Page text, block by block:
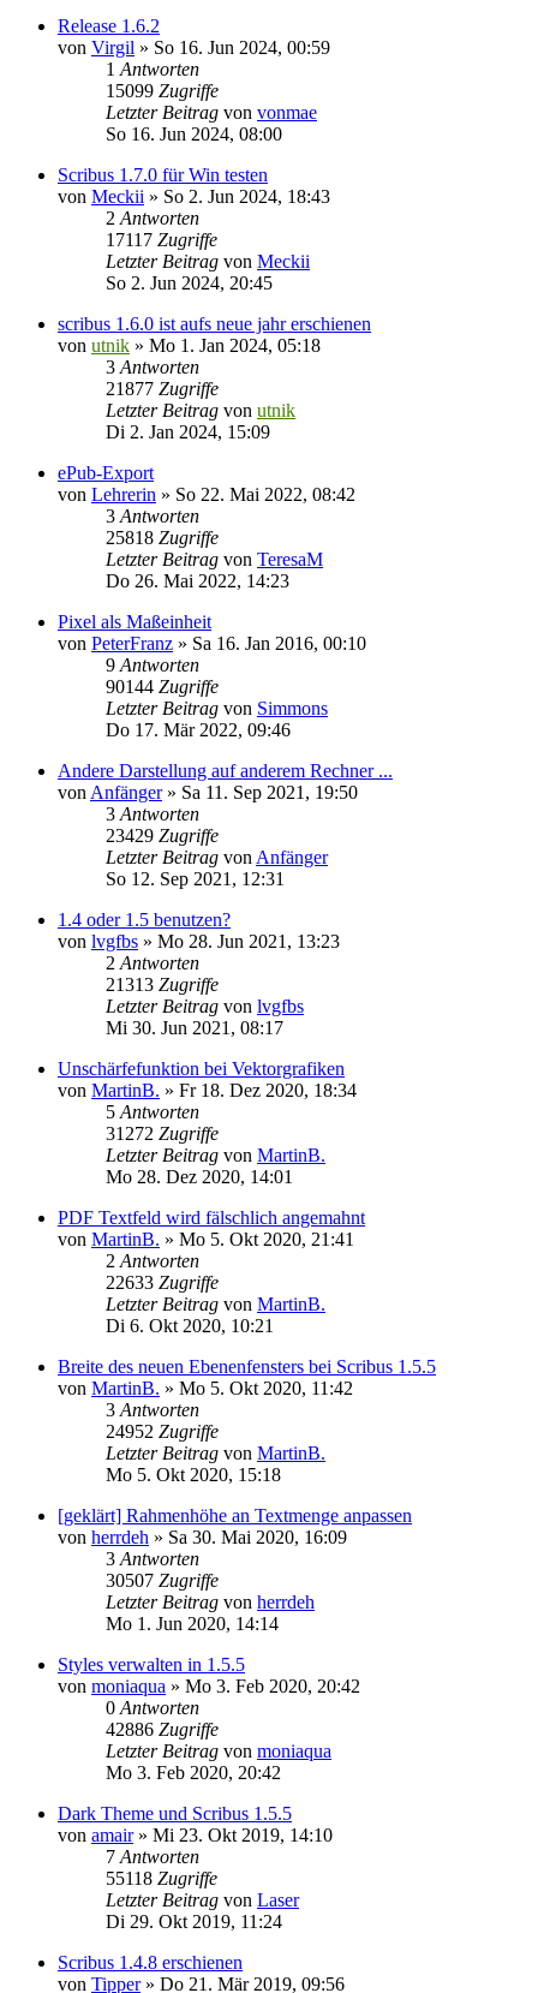
Release 1.6.2
von Virgil » So 16. Jun 2024, 00:59
1 Antworten
15099 Zugriffe
Letzter Beitrag von vonmae
So 16. Jun 2024, 08:00
Scribus 1.7.0 für Win testen
von Meckii » So 2. Jun 2024, 18:43
2 Antworten
17117 Zugriffe
Letzter Beitrag von Meckii
So 2. Jun 2024, 20:45
scribus 1.6.0 ist aufs neue jahr erschienen
von utnik » Mo 1. Jan 2024, 05:18
3 Antworten
21877 Zugriffe
Letzter Beitrag von utnik
Di 2. Jan 2024, 15:09
ePub-Export
von Lehrerin » So 22. Mai 2022, 08:42
3 Antworten
25818 Zugriffe
Letzter Beitrag von TeresaM
Do 26. Mai 2022, 14:23
Pixel als Maßeinheit
von PeterFranz » Sa 16. Jan 2016, 00:10
9 Antworten
90144 Zugriffe
Letzter Beitrag von Simmons
Do 17. Mär 2022, 09:46
Andere Darstellung auf anderem Rechner ...
von Anfänger» Sa 11. Sep 2021, 19:50
3 Antworten
23429 Zugriffe
Letzter Beitrag von Anfänger
So 12. Sep 2021, 12:31
1.4 oder 1.5 benutzen?
von lvgfbs » Mo 28. Jun 2021, 13:23
2 Antworten
21313 Zugriffe
Letzter Beitrag von lvgfbs
Mi 30. Jun 2021, 08:17
Unschärfefunktion bei Vektorgrafiken
von MartinB. » Fr 18. Dez 2020, 18:34
5 Antworten
31272 Zugriffe
Letzter Beitrag von MartinB.
Mo 28. Dez 2020, 14:01
PDF Textfeld wird fälschlich angemahnt
von MartinB. » Mo 5. Okt 2020, 21:41
2 Antworten
22633 Zugriffe
Letzter Beitrag von MartinB.
Di 6. Okt 2020, 10:21
Breite des neuen Ebenenfensters bei Scribus 1.5.5
von MartinB. » Mo 5. Okt 2020, 11:42
3 Antworten
24952 Zugriffe
Letzter Beitrag von MartinB.
Mo 5. Okt 2020, 15:18
[geklärt] Rahmenhöhe an Textmenge anpassen
von herrdeh » Sa 30. Mai 2020, 16:09
3 Antworten
30507 Zugriffe
Letzter Beitrag von herrdeh
Mo 1. Jun 2020, 14:14
Styles verwalten in 1.5.5
von moniaqua » Mo 3. Feb 2020, 20:42
0 Antworten
42886 Zugriffe
Letzter Beitrag von moniaqua
Mo 3. Feb 2020, 20:42
Dark Theme und Scribus 1.5.5
von amair» Mi 23. Okt 2019, 14:10
7 Antworten
55118 Zugriffe
Letzter Beitrag von Laser
Di 29. Okt 2019, 11:24
Scribus 1.4.8 erschienen
von Tipper» Do 21. Mär 2019, 09:56